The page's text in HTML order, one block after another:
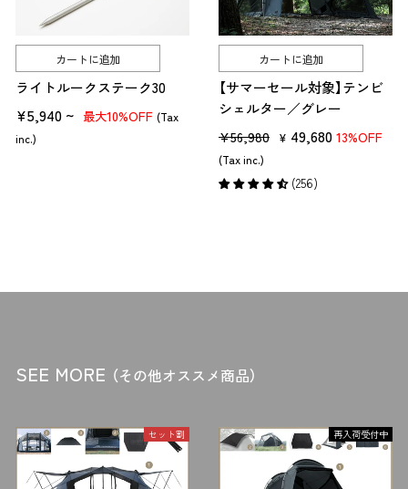
組み立て方法
コットの組み立てには「収束式」と「組み立て式」があります。収束式は、
う。 ハイコットは、ベンチとして使える点や地面の冷えが伝わりにくい
対してローコットは、携帯性の良さや小さなテントでも使える点が魅力
です。 2WAYコットは、2段階の高さで使える、ハイコット・ローコットの
良いとこどりのコットです。特に
は天井が低いモデルも多
カートに追加
ライトルークステーク30
¥5,940 ~ 最大10%OFF (Tax
inc.)
カートに追加
【サマーセール対象】テンビ
シェルター／グレー
販
売
価
¥56,980 セ
ル
¥ 49,680 13%OFF
(Tax inc.)
(256)
SEE MORE （その他オススメ商品）
セット割 再入荷受付中